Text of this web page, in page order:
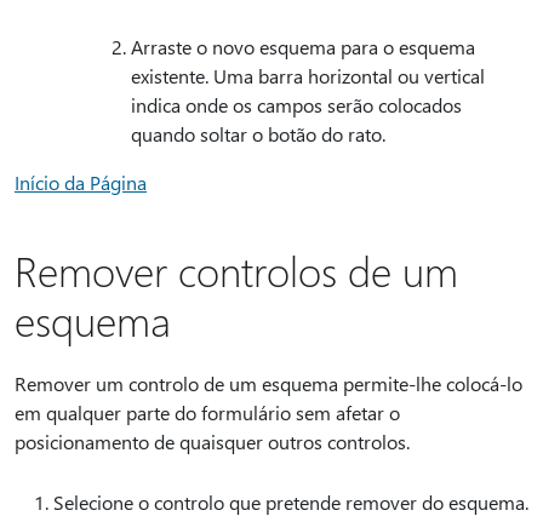
Arraste o novo esquema para o esquema
existente. Uma barra horizontal ou vertical
indica onde os campos serão colocados
quando soltar o botão do rato.
Início da Página
Remover controlos de um
esquema
Remover um controlo de um esquema permite-lhe colocá-lo
em qualquer parte do formulário sem afetar o
posicionamento de quaisquer outros controlos.
Selecione o controlo que pretende remover do esquema.